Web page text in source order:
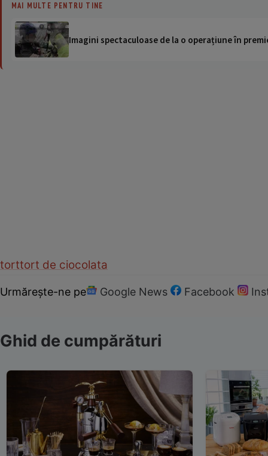
MAI MULTE PENTRU TINE
Imagini spectaculoase de la o operațiune în
torttort de ciocolata
Urmărește-ne pe Google News Facebook
Ghid de cumpărături